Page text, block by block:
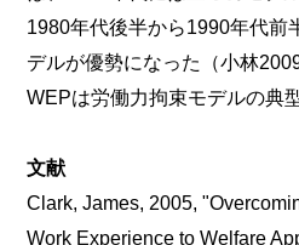
1980年代後半から1990年代前
デルが優勢になった（小林
WEPは労働力拘束モデルの典
文献
Clark, James, 2005,
Work Experience to Welfare